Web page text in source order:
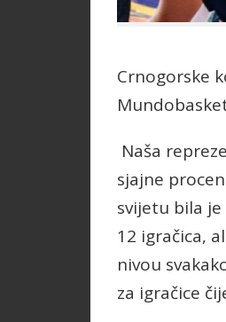
Crnogorske
Naša
sjajne
svijetu bila
12 igračica,
nivou
za igračice